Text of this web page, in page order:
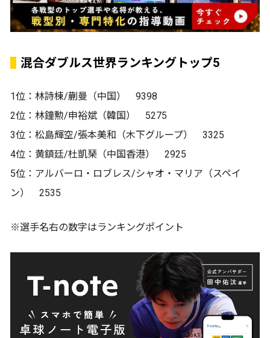
混合ダブルス世界ランキングトップ5
1位：林詩棟/蒯曼（中国） 9398
2位：林鐘勲/申裕斌（韓国） 5275
3位：松島輝空/張本美和（木下グループ） 3325
4位：黄鎮廷/杜凱琹（中国香港） 2925
5位：アルバーロ・ロブレス/シャオ・マリア（スペイ
ン） 2535
※選手名右の数字はランキングポイント